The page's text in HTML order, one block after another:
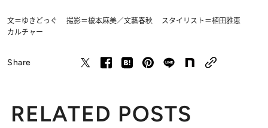
文＝ゆきどっぐ 撮影＝榎本麻美／文藝春秋 スタイリスト＝植田雅恵
カルチャー
Share
RELATED POSTS